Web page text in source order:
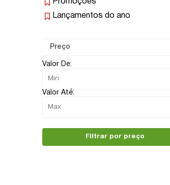
Promoções
Lançamentos do ano
Preço
Valor De:
Valor Até:
Filtrar por preço